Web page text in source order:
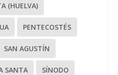
(HUELVA)
PENTECOSTÉS
SAN AGUSTÍN
SANTA SÍNODO